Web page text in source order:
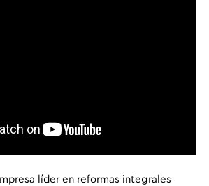
líder en reformas integrales